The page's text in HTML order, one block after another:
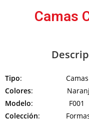
Camas
Tipo: Camas
Colores: Naranja-
Modelo: F001
Colección: Formas